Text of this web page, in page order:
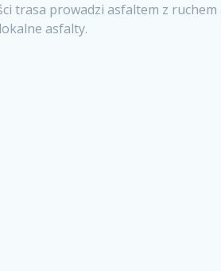
trasa prowadzi asfaltem z
asfalty.